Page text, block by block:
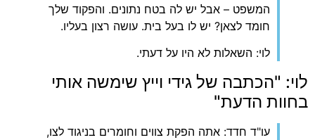
המשפט – אבל יש לה בטח נתונים. והפקוד שלך
חומד לצאן? יש לו בעל בית. עושה רצון בעליו.
לוי: השאלות לא היו על דעתי.
לוי: "הכתבה של גידי וייץ שימשה אותי
בחוות הדעת"
עו"ד חדד: אתה הפקת צווים וחומרים בניגוד לצו,